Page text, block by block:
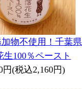
物不使用！千葉県
生100％ペースト
円(税込2,160円)